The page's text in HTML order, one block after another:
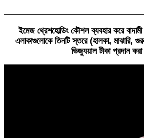
ইমেজ থ্রেশহোল্ডিং কৌশল ব্যবহার করে
এলাকাগুলোকে তিনটি স্তরে (হালকা, মাঝারি,
ভিজ্যুয়াল টীকা প্রদান